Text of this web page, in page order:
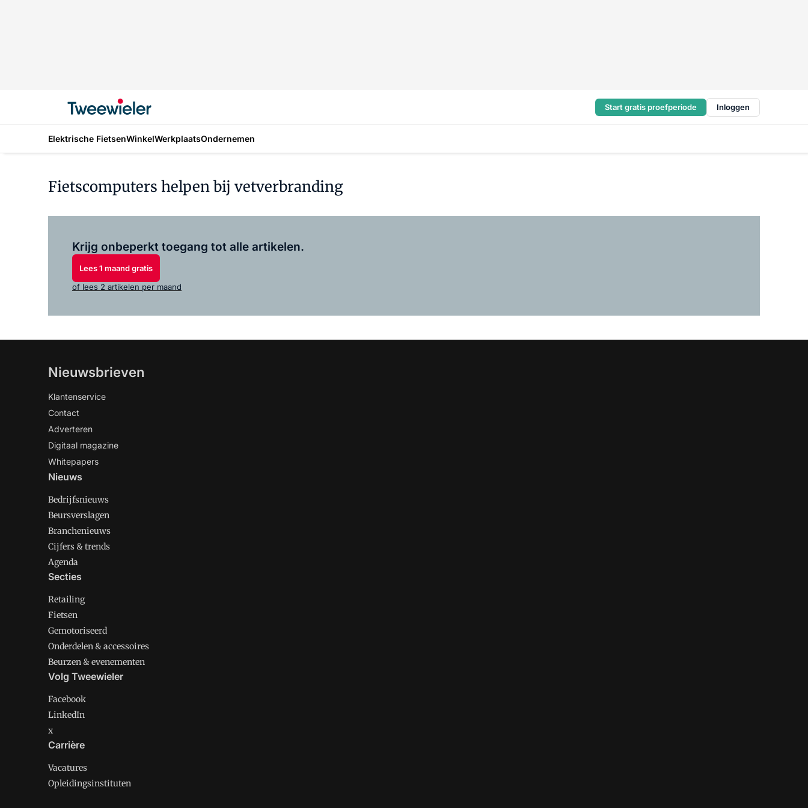
Start gratis proefperiode Inloggen
Elektrische FietsenWinkelWerkplaatsOndernemen
Fietscomputers helpen bij vetverbranding
Krijg onbeperkt toegang tot alle artikelen.
Lees 1 maand gratis
of lees 2 artikelen per maand
Nieuwsbrieven
Klantenservice
Contact
Adverteren
Digitaal magazine
Whitepapers
Nieuws
Bedrijfsnieuws
Beursverslagen
Branchenieuws
Cijfers & trends
Agenda
Secties
Retailing
Fietsen
Gemotoriseerd
Onderdelen & accessoires
Beurzen & evenementen
Volg Tweewieler
Facebook
LinkedIn
x
Carrière
Vacatures
Opleidingsinstituten